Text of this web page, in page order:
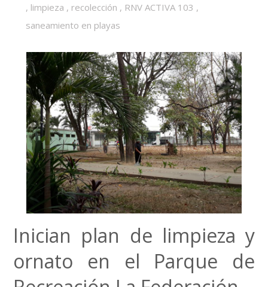
, limpieza , recolección , RNV ACTIVA 103 ,
saneamiento en playas
Inician plan de limpieza y
ornato en el Parque de